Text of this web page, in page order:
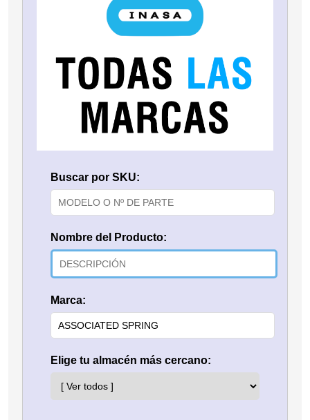
Buscar por SKU:
Nombre del Producto:
Marca:
Elige tu almacén más cercano: